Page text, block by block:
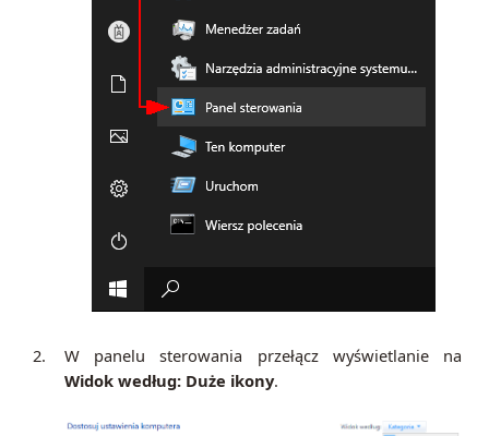
2.
W panelu sterowania przełącz wyświetlanie na
Widok według: Duże ikony.